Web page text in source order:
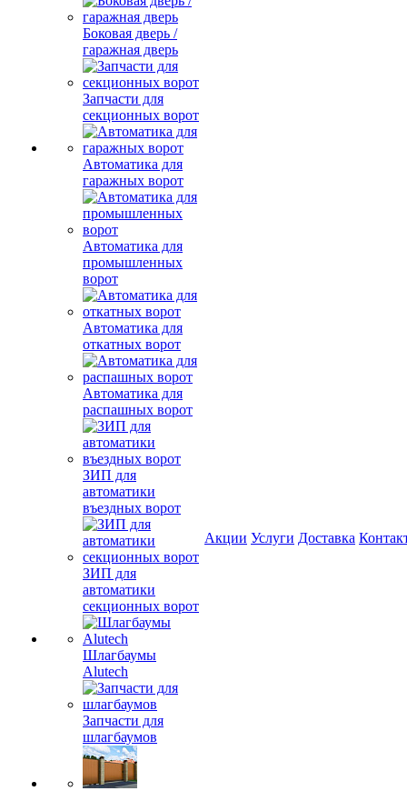
Боковая дверь /
гаражная дверь
Запчасти для
секционных ворот
Автоматика для
гаражных ворот
Автоматика для
промышленных
ворот
Автоматика для
откатных ворот
Автоматика для
распашных ворот
ЗИП для
автоматики
въездных ворот
ЗИП для
автоматики
секционных ворот
Шлагбаумы
Alutech
Запчасти для
шлагбаумов
Акции Услуги Доставка